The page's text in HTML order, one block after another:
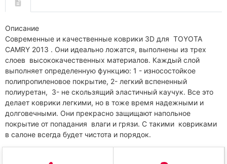
Описание
Современные и качественные коврики 3D для TOYOTA
CAMRY 2013 . Они идеально ложатся, выполнены из трех
слоев высококачественных материалов. Каждый слой
выполняет определенную функцию: 1 - износостойкое
полипропиленовое покрытие, 2- легкий вспененный
полиуретан, 3- не скользящий эластичный каучук. Все это
делает коврики легкими, но в тоже время надежными и
долговечными. Они прекрасно защищают напольное
покрытие от попадания влаги и грязи. С такими ковриками
в салоне всегда будет чистота и порядок.